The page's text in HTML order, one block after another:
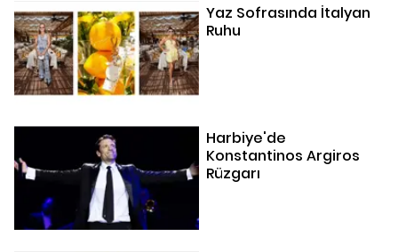
Yaz Sofrasında İtalyan
Ruhu
Harbiye'de
Konstantinos Argiros
Rüzgarı